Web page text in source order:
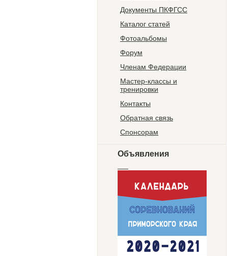
Документы ПКФГСС
Каталог статей
Фотоальбомы
Форум
Членам Федерации
Мастер-классы и
тренировки
Контакты
Обратная связь
Спонсорам
Объявления